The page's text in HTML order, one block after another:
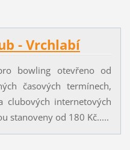
- Vrchlabí
bowling otevřeno od
časových termínech,
clubových internetových
stanoveny od 180 Kč.....